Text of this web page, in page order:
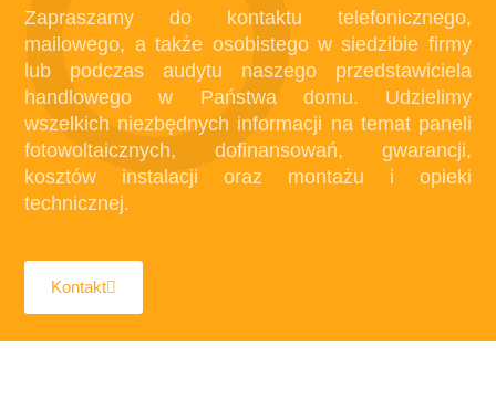
Zapraszamy do kontaktu telefonicznego,
mailowego, a także osobistego w siedzibie firmy
lub podczas audytu naszego przedstawiciela
handlowego w Państwa domu. Udzielimy
wszelkich niezbędnych informacji na temat paneli
fotowoltaicznych, dofinansowań, gwarancji,
kosztów instalacji oraz montażu i opieki
technicznej.
Kontakt